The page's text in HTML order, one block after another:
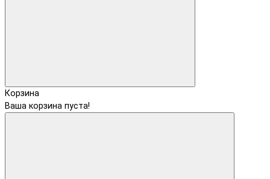
Корзина
Ваша корзина пуста!